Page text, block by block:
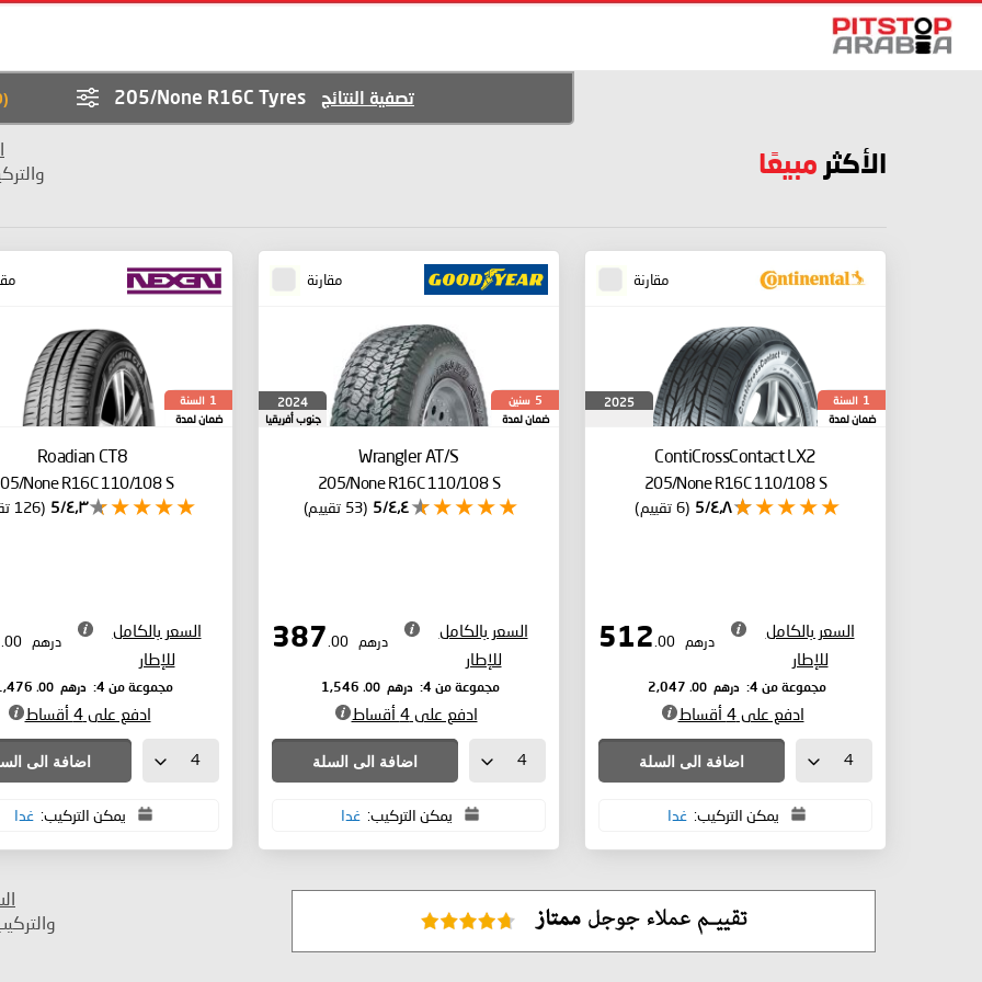
( تصفية النتائج 205/None R16C Tyres
الأكثر مبيعًا
مقارنة
1 السنة
ضمان لمدة
2025
ContiCrossContact LX2
205/None R16C 110/108 S
٤٫٨/5 (6 تقييم)
السعر بالكامل
للإطار
درهم .00
مجموعة من 4: درهم .00
ادفع على 4 أقساط
اضافة الى السلة
يمكن التركيب: غدا
مقارنة
5 سنين
ضمان لمدة
2024
جنوب أفريقيا
Wrangler AT/S
205/None R16C 110/108 S
٤٫٤/5 (53 تقييم)
السعر بالكامل
للإطار
درهم .00
مجموعة من 4: درهم .00
ادفع على 4 أقساط
اضافة الى السلة
يمكن التركيب: غدا
1 السنة
ضمان لمدة
Roadian CT8
None R16C 110/108 S
٤٫٣/5 (126 تقييم)
السعر بالكامل
للإطار
درهم .00
مجموعة من 4: درهم .00
ادفع على 4 أقساط
اضافة الى
يمكن التركيب: غدا